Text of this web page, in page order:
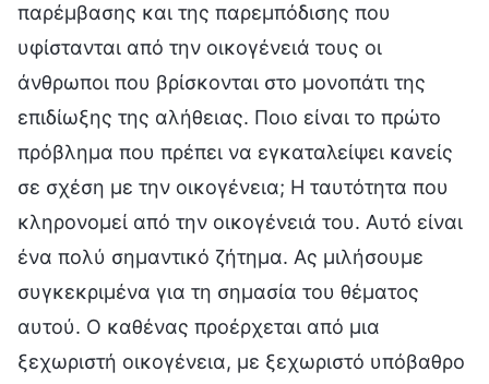
παρέμβασης και της παρεμπόδισης που
υφίστανται από την οικογένειά τους οι
άνθρωποι που βρίσκονται στο μονοπάτι της
επιδίωξης της αλήθειας. Ποιο είναι το πρώτο
πρόβλημα που πρέπει να εγκαταλείψει κανείς
σε σχέση με την οικογένεια; Η ταυτότητα που
κληρονομεί από την οικογένειά του. Αυτό είναι
ένα πολύ σημαντικό ζήτημα. Ας μιλήσουμε
συγκεκριμένα για τη σημασία του θέματος
αυτού. Ο καθένας προέρχεται από μια
ξεχωριστή οικογένεια, με ξεχωριστό υπόβαθρο